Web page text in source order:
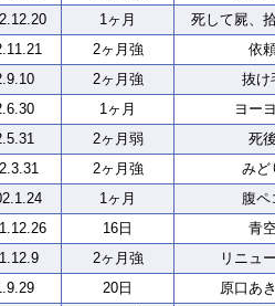
1ヶ月 死して屍、
2ヶ月強 依
2ヶ月強 抜け
1ヶ月 ヨー
2ヶ月弱 死
2ヶ月強 みど
1ヶ月 腹ペ
16日 青
2ヶ月強 リニュ
20日 原口あ